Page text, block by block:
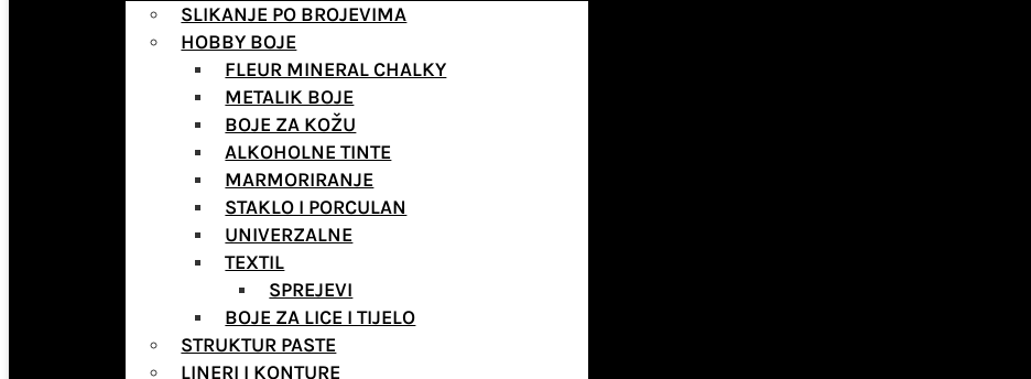
SLIKANJE PO BROJEVIMA
HOBBY BOJE
FLEUR MINERAL CHALKY
METALIK BOJE
BOJE ZA KOŽU
ALKOHOLNE TINTE
MARMORIRANJE
STAKLO I PORCULAN
UNIVERZALNE
TEXTIL
SPREJEVI
BOJE ZA LICE I TIJELO
STRUKTUR PASTE
LINERI I KONTURE